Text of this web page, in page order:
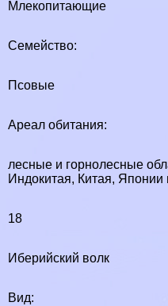
Млекопитающие
Семейство:
Псовые
Ареал обитания:
лесные и горнолесные
Индокитая, Китая, Японии
18
Иберийский волк
Вид: